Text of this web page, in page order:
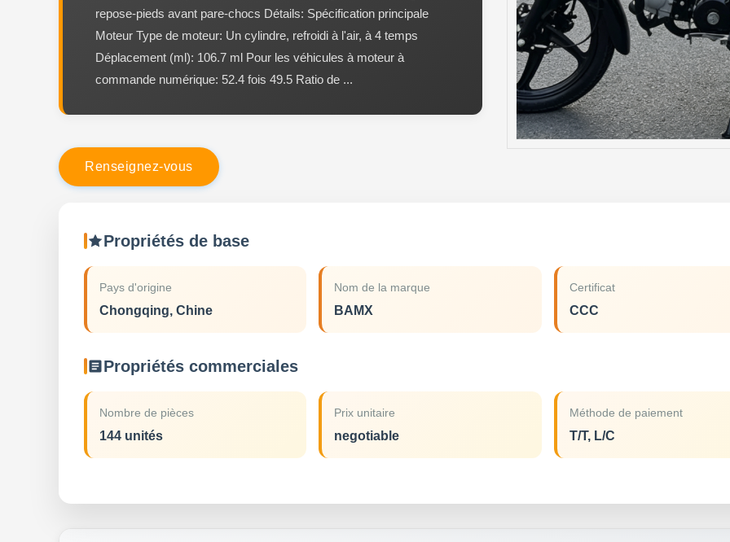
repose-pieds avant pare-chocs Détails: Spécification principale
Moteur Type de moteur: Un cylindre, refroidi à l'air, à 4 temps
Déplacement (ml): 106.7 ml Pour les véhicules à moteur à
commande numérique: 52.4 fois 49.5 Ratio de ...
Renseignez-vous
Propriétés de base
Pays d'origine
Chongqing, Chine
Nom de la marque
BAMX
Certificat
CCC
Propriétés commerciales
Nombre de pièces
144 unités
Prix unitaire
negotiable
Méthode de paiement
T/T, L/C